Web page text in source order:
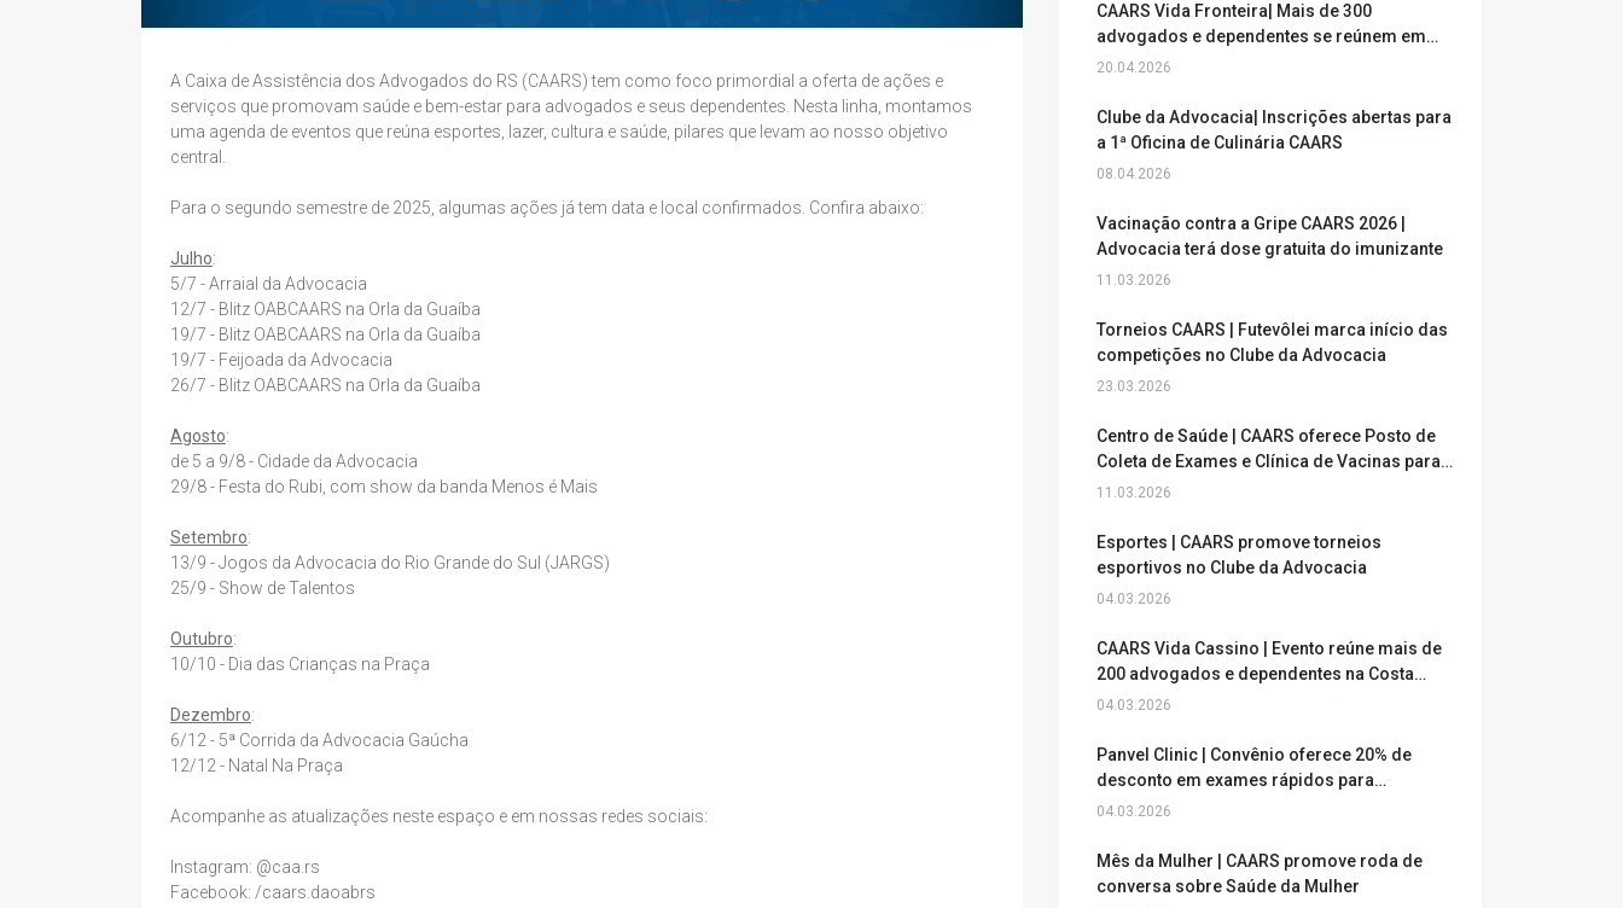
A Caixa de Assistência dos Advogados do RS (CAARS) tem como foco primordial a oferta de ações e
serviços que promovam saúde e bem-estar para advogados e seus dependentes. Nesta linha, montamos
uma agenda de eventos que reúna esportes, lazer, cultura e saúde, pilares que levam ao nosso objetivo
central.
Para o segundo semestre de 2025, algumas ações já tem data e local confirmados. Confira abaixo:
Julho:
5/7 - Arraial da Advocacia
12/7 - Blitz OABCAARS na Orla da Guaíba
19/7 - Blitz OABCAARS na Orla da Guaíba
19/7 - Feijoada da Advocacia
26/7 - Blitz OABCAARS na Orla da Guaíba
Agosto:
de 5 a 9/8 - Cidade da Advocacia
29/8 - Festa do Rubi, com show da banda Menos é Mais
Setembro:
13/9 - Jogos da Advocacia do Rio Grande do Sul (JARGS)
25/9 - Show de Talentos
Outubro:
10/10 - Dia das Crianças na Praça
Dezembro:
6/12 - 5ª Corrida da Advocacia Gaúcha
12/12 - Natal Na Praça
Acompanhe as atualizações neste espaço e em nossas redes sociais:
Instagram: @caa.rs
Facebook: /caars.daoabrs
CAARS Vida Fronteira| Mais de 300
advogados e dependentes se reúnem em
Uruguaiana
20.04.2026
Clube da Advocacia| Inscrições abertas para
a 1ª Oficina de Culinária CAARS
08.04.2026
Vacinação contra a Gripe CAARS 2026 |
Advocacia terá dose gratuita do imunizante
11.03.2026
Torneios CAARS | Futevôlei marca início das
competições no Clube da Advocacia
23.03.2026
Centro de Saúde | CAARS oferece Posto de
Coleta de Exames e Clínica de Vacinas para
advogados, estagiários e dependentes
11.03.2026
Esportes | CAARS promove torneios
esportivos no Clube da Advocacia
04.03.2026
CAARS Vida Cassino | Evento reúne mais de
200 advogados e dependentes na Costa
Doce
04.03.2026
Panvel Clinic | Convênio oferece 20% de
desconto em exames rápidos para
advogados e estagiários
04.03.2026
Mês da Mulher | CAARS promove roda de
conversa sobre Saúde da Mulher